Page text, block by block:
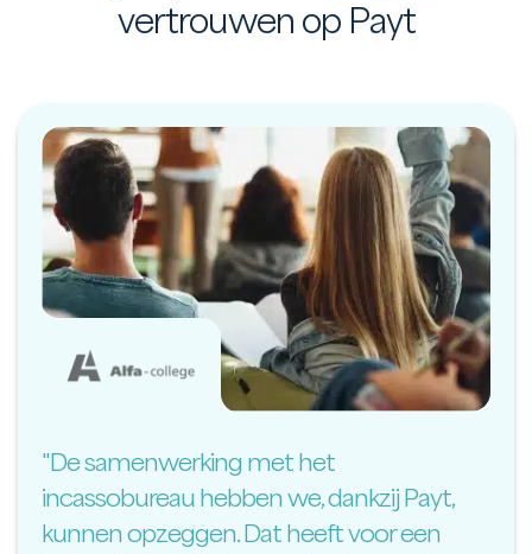
vertrouwen op Payt
"De samenwerking met het
incassobureau hebben we, dankzij Payt,
kunnen opzeggen. Dat heeft voor een